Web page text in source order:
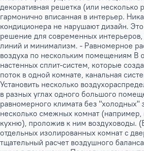
декоративная решетка (или несколько
гармонично вписанная в интерьер.
кондиционера не нарушают дизайн.
решение для современных интерьеров,
линий и минимализм. - Равномерное
воздуха по нескольким помещениям В
настенных сплит-систем, которые
поток в одной комнате, канальная
Установить несколько
в разных углах одного большого
равномерного климата без "холодных"
несколько смежных комнат (например,
кухню), проложив к ним воздуховоды.
отдельных изолированных комнат с
тщательный расчет воздушного